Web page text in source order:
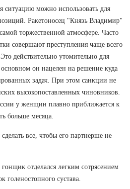
можно использовать для
Ракетоносец "Князь Владимир"
торжественной атмосфере. Часто
совершают преступления чаще всего
действительно утомительно для
он нацелен на решение куда
задач. При этом санкции не
высокопоставленных чиновников.
у женщин плавно приближается к
больше месяца.
все, чтобы его партнерше не
отделался легким сотрясением
голеностопного сустава.